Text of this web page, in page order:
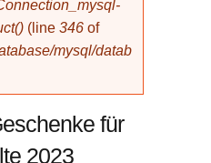
(line 346 of
mysql/datab
für
2023